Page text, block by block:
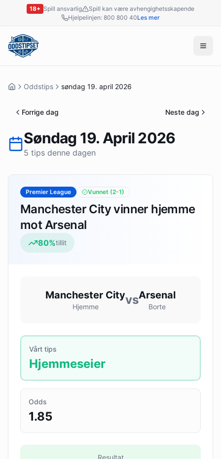
18+ Spill ansvarlig
Spill kan være avhengighetsskapende
Hjelpelinjen: 800 800 40Les mer
Oddstips søndag 19. april 2026
Forrige dag Neste dag
Søndag 19. April 2026
5 tips denne dagen
Premier League Vunnet (2-1)
Manchester City vinner hjemme
mot Arsenal
80%tillit
Manchester City
Hjemme vsArsenal
Borte
Vårt tips
Hjemmeseier
Odds
1.85
Resultat